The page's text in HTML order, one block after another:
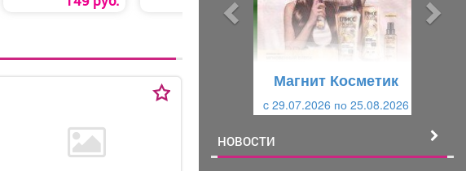
Магнит Косметик
c 29.07.2026 по 25.08.2026
НОВОСТИ